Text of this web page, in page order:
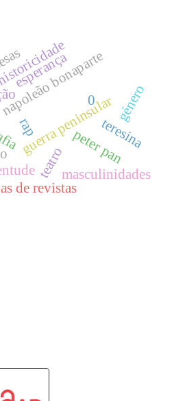
guerra peninsular
teatro
bonaparte
peter pan
masculinidades
teresina
género
de revistas
0
rap
esperança